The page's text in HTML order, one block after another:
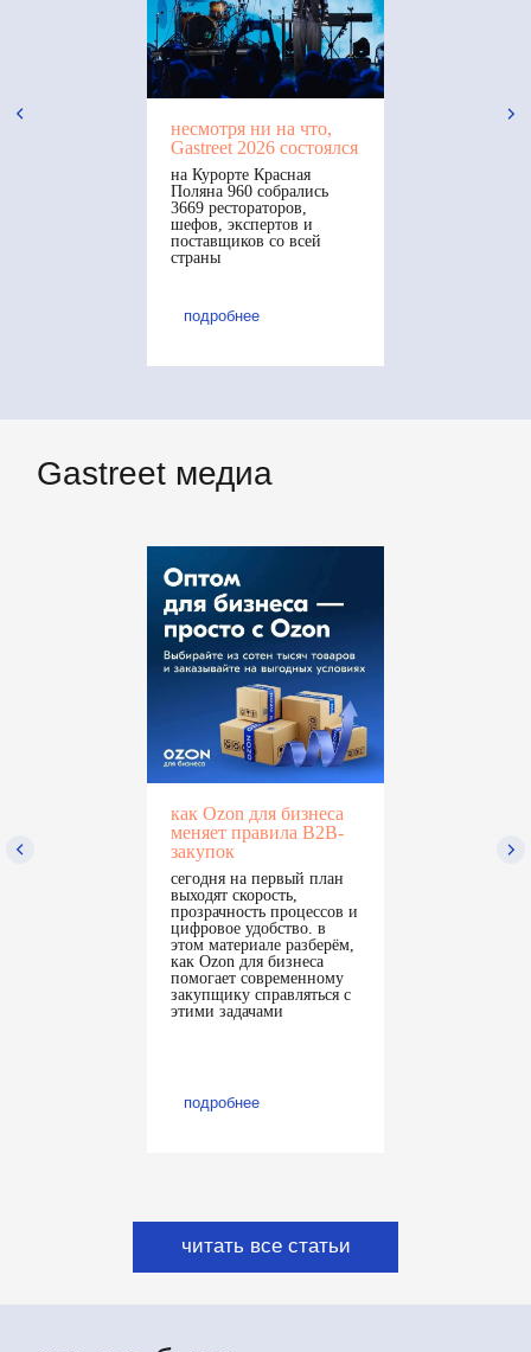
несмотря ни на что,
Gastreet 2026 состоялся
на Курорте Красная
Поляна 960 собрались
3669 рестораторов,
шефов, экспертов и
поставщиков со всей
страны
подробнее
как Ozon для бизнеса
меняет правила B2B-
закупок
сегодня на первый план
выходят скорость,
прозрачность процессов и
цифровое удобство. в
этом материале разберём,
как Ozon для бизнеса
помогает современному
закупщику справляться с
этими задачами
подробнее
целое десятилетие объединяем
рестораторов, производителей
и поставщиков — тех, кто двигает
индустрию вперёд
присоединяйтесь к бизнес-кампусу
ресторанной индустрии
стать партнёром
партнёры по организации